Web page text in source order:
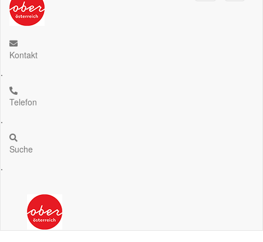
Kontakt
.
Telefon
.
Suche
.